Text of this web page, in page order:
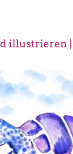
illustrieren